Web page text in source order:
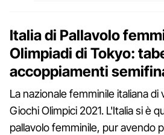
Italia di Pallavolo
Olimpiadi di Tokyo:
accoppiamenti
La nazionale femminile italiana
Giochi Olimpici 2021. L'Italia si è
pallavolo femminile, pur avendo